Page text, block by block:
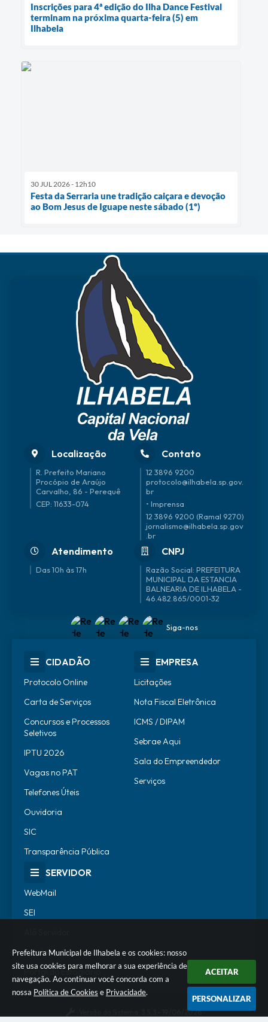
Prefeitura Municipal de Ilhabela e os cookies: nosso
site usa cookies para melhorar a sua experiência de
navegação. Ao continuar você concorda com a
nossa Política de Cookies e Privacidade.
ACEITAR
PERSONALIZAR
Inscrições para 4ª edição do Ilha Dance Festival
terminam na próxima quarta-feira (5) em
Ilhabela
30 JUL 2026 - 12h10
Festa da Serraria une tradição caiçara e devoção
ao Bom Jesus de Iguape neste sábado (1º)
Localização
R. Prefeito Mariano
Procópio de Araújo
Carvalho, 86 - Perequê
CEP: 11633-074
Contato
12 3896 9200
protocolo@ilhabela.sp.gov.
br
• Imprensa
12 3896 9200 (Ramal 9270)
jornalismo@ilhabela.sp.gov
.br
Atendimento
Das 10h às 17h
CNPJ
46.482.865/0001-32
Siga-nos
CIDADÃO
Protocolo Online
Carta de Serviços
Concursos e Processos
Seletivos
IPTU 2026
Vagas no PAT
Telefones Úteis
Ouvidoria
SIC
Transparência Pública
EMPRESA
Licitações
Nota Fiscal Eletrônica
ICMS / DIPAM
Sebrae Aqui
Sala do Empreendedor
Serviços
SERVIDOR
WebMail
SEI
Escola de Governo
Portal do Estagiário
3.5.3 - 19/06/2026